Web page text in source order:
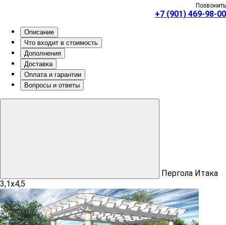
Позвонить
+7 (901) 469-98-00
Описание
Что входит в стоимость
Дополнения
Доставка
Оплата и гарантии
Вопросы и ответы
Пергола Итака
3,1х4,5